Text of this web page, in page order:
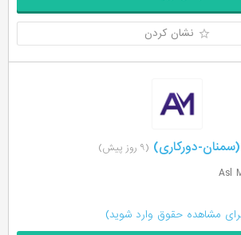
نشان کردن
(سمنان-دورکاری) (۹ روز پیش)
مشاهده حقوق وارد شوید)